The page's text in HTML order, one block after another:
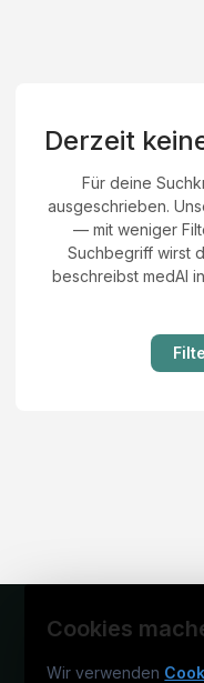
Derzeit
Für deine
ausgeschrieben.
— mit weniger
Suchbegriff wirst
beschreibst medAI
Cookies
Wir verwenden